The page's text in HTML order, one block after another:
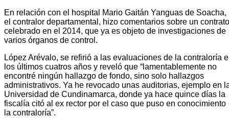
En relación con el hospital Mario Gaitán Yanguas de Soacha,
el contralor departamental, hizo comentarios sobre un contrato
celebrado en el 2014, que ya es objeto de investigaciones de
varios órganos de control.
López Arévalo, se refirió a las evaluaciones de la contraloría
los últimos cuatros años y reveló que “lamentablemente no
encontré ningún hallazgo de fondo, sino solo hallazgos
administrativos. Ya he revocado unas auditorias, ejemplo en
Universidad de Cundinamarca, donde ya hace quince días la
fiscalía citó al ex rector por el caso que puso en conocimiento
la contraloría”.